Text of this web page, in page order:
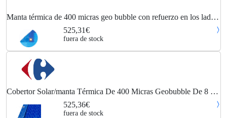
Manta térmica de 400 micras geo bubble con refuerzo en los lados
525,31€
fuera de stock
Cobertor Solar/manta Térmica De 400 Micras Geobubble De 8 X
6con Refuerzo En Los Anchos .
525,36€
fuera de stock